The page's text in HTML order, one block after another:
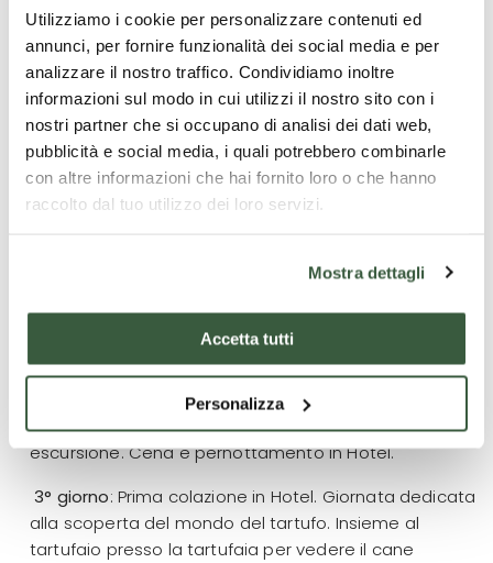
Utilizziamo i cookie per personalizzare contenuti ed
annunci, per fornire funzionalità dei social media e per
analizzare il nostro traffico. Condividiamo inoltre
informazioni sul modo in cui utilizzi il nostro sito con i
nostri partner che si occupano di analisi dei dati web,
pubblicità e social media, i quali potrebbero combinarle
con altre informazioni che hai fornito loro o che hanno
raccolto dal tuo utilizzo dei loro servizi.
Mostra dettagli
Accetta tutti
Personalizza
d'Italia (1860).
PIETRALUNGA Il centro abitato ha origini preistoriche,
come testimonia il ritrovamento del "flauto di
Pietralunga" in osso ricavato da una tibia umana,
oggi conservato nel Museo Archeologico di Perugia.
La fondazione di Pietralunga, tuttavia, si deve al
popolo umbro (II-I secolo a.C.). Dell'epoca romana
restano testimonianze significative sul territorio,
costruzioni (villae), di cui ancora oggi sono visibili i
intrecciata a quella di Città di Castello, al quale si
sottomise volontariamente nel XIV secolo fino al 1817,
quando la città tornò ad essere comune autonomo
e parte dello Stato della Chiesa fino al 1860, data di
nascita del Regno d'Italia. Pranzo in corso di
escursione. Cena e pernottamento in Hotel.
3° giorno: Prima colazione in Hotel. Giornata dedicata
alla scoperta del mondo del tartufo. Insieme al
tartufaio presso la tartufaia per vedere il cane